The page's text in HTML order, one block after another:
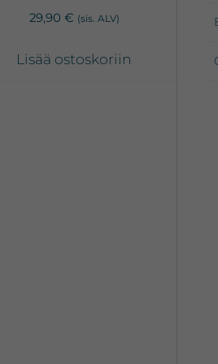
29,90 € (sis. ALV)
Lisää ostoskoriin